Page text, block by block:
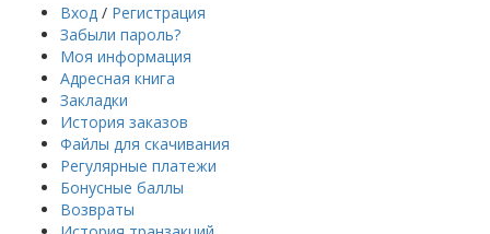
Вход / Регистрация
Забыли пароль?
Моя информация
Адресная книга
Закладки
История заказов
Файлы для скачивания
Регулярные платежи
Бонусные баллы
Возвраты